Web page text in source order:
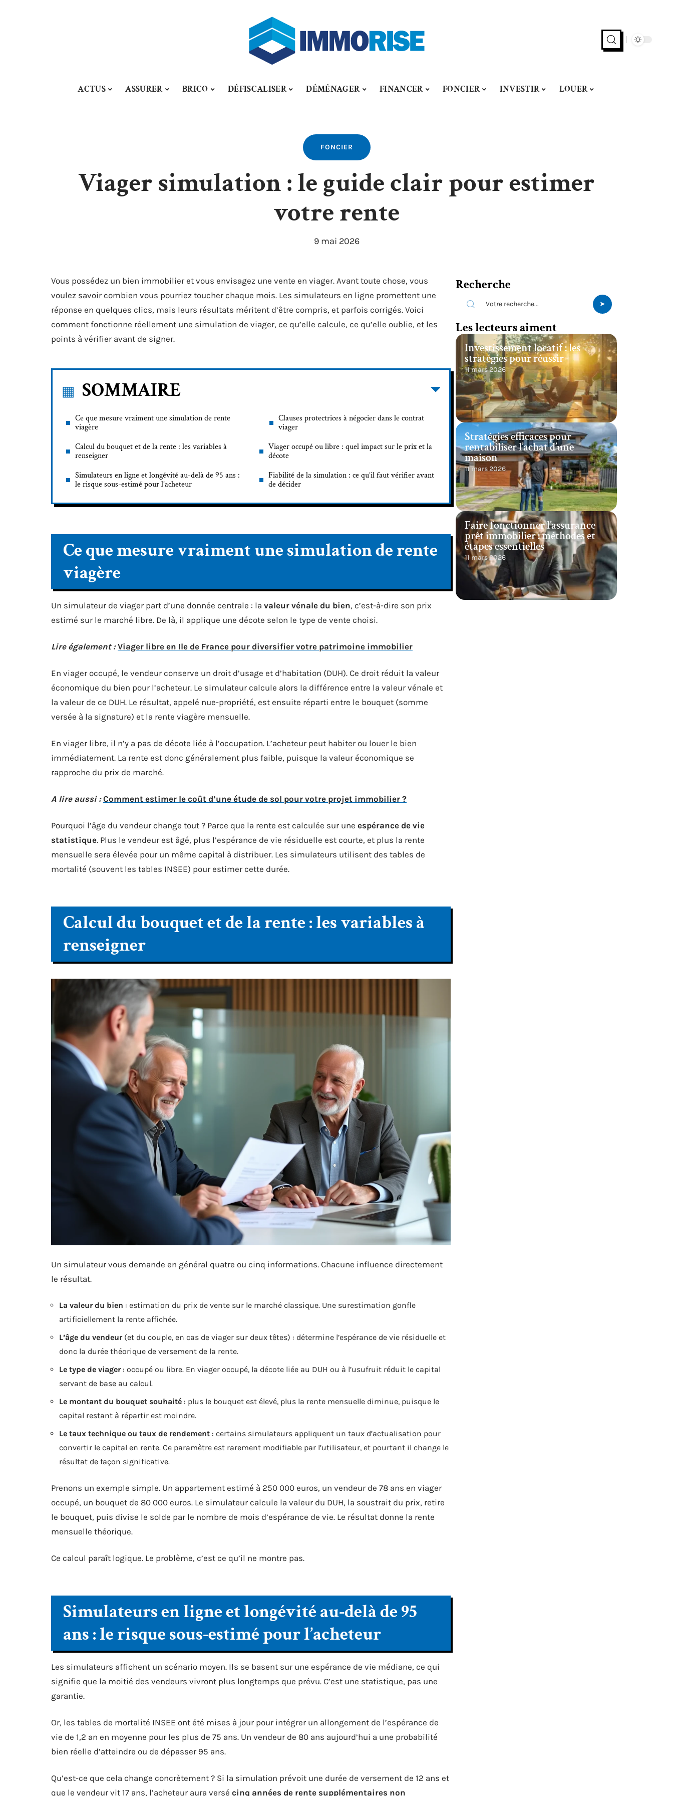
ACTUS ASSURER BRICO DÉFISCALISER DÉMÉNAGER FINANCER FONCIER INVESTIR LOUER
FONCIER
Viager simulation : le guide clair pour estimer
votre rente
9 mai 2026
Vous possédez un bien immobilier et vous envisagez une vente en viager. Avant toute chose, vous
voulez savoir combien vous pourriez toucher chaque mois. Les simulateurs en ligne promettent une
réponse en quelques clics, mais leurs résultats méritent d’être compris, et parfois corrigés. Voici
comment fonctionne réellement une simulation de viager, ce qu’elle calcule, ce qu’elle oublie, et les
points à vérifier avant de signer.
SOMMAIRE
Ce que mesure vraiment une simulation de rente
viagère
Calcul du bouquet et de la rente : les variables à
renseigner
Simulateurs en ligne et longévité au-delà de 95 ans :
le risque sous-estimé pour l’acheteur
Clauses protectrices à négocier dans le contrat
viager
Viager occupé ou libre : quel impact sur le prix et la
décote
Fiabilité de la simulation : ce qu’il faut vérifier avant
de décider
Ce que mesure vraiment une simulation de rente
viagère
Un simulateur de viager part d’une donnée centrale : la valeur vénale du bien, c’est-à-dire son prix
estimé sur le marché libre. De là, il applique une décote selon le type de vente choisi.
Lire également : Viager libre en Ile de France pour diversifier votre patrimoine immobilier
En viager occupé, le vendeur conserve un droit d’usage et d’habitation (DUH). Ce droit réduit la valeur
économique du bien pour l’acheteur. Le simulateur calcule alors la différence entre la valeur vénale et
la valeur de ce DUH. Le résultat, appelé nue-propriété, est ensuite réparti entre le bouquet (somme
versée à la signature) et la rente viagère mensuelle.
En viager libre, il n’y a pas de décote liée à l’occupation. L’acheteur peut habiter ou louer le bien
immédiatement. La rente est donc généralement plus faible, puisque la valeur économique se
rapproche du prix de marché.
A lire aussi : Comment estimer le coût d’une étude de sol pour votre projet immobilier ?
Pourquoi l’âge du vendeur change tout ? Parce que la rente est calculée sur une espérance de vie
statistique. Plus le vendeur est âgé, plus l’espérance de vie résiduelle est courte, et plus la rente
mensuelle sera élevée pour un même capital à distribuer. Les simulateurs utilisent des tables de
mortalité (souvent les tables INSEE) pour estimer cette durée.
Calcul du bouquet et de la rente : les variables à
renseigner
Un simulateur vous demande en général quatre ou cinq informations. Chacune influence directement
le résultat.
La valeur du bien : estimation du prix de vente sur le marché classique. Une surestimation gonfle
artificiellement la rente affichée.
L’âge du vendeur(et du couple, en cas de viager sur deux têtes) : détermine l’espérance de vie résiduelle et
donc la durée théorique de versement de la rente.
Le type de viager: occupé ou libre. En viager occupé, la décote liée au DUH ou à l’usufruit réduit le capital
servant de base au calcul.
Le montant du bouquet souhaité : plus le bouquet est élevé, plus la rente mensuelle diminue, puisque le
capital restant à répartir est moindre.
Le taux technique ou taux de rendement : certains simulateurs appliquent un taux d’actualisation pour
convertir le capital en rente. Ce paramètre est rarement modifiable par l’utilisateur, et pourtant il change le
résultat de façon significative.
Prenons un exemple simple. Un appartement estimé à 250 000 euros, un vendeur de 78 ans en viager
occupé, un bouquet de 80 000 euros. Le simulateur calcule la valeur du DUH, la soustrait du prix, retire
le bouquet, puis divise le solde par le nombre de mois d’espérance de vie. Le résultat donne la rente
mensuelle théorique.
Ce calcul paraît logique. Le problème, c’est ce qu’il ne montre pas.
Simulateurs en ligne et longévité au-delà de 95
ans : le risque sous-estimé pour l’acheteur
Les simulateurs affichent un scénario moyen. Ils se basent sur une espérance de vie médiane, ce qui
signifie que la moitié des vendeurs vivront plus longtemps que prévu. C’est une statistique, pas une
garantie.
Or, les tables de mortalité INSEE ont été mises à jour pour intégrer un allongement de l’espérance de
vie de 1,2 an en moyenne pour les plus de 75 ans. Un vendeur de 80 ans aujourd’hui a une probabilité
bien réelle d’atteindre ou de dépasser 95 ans.
Qu’est-ce que cela change concrètement ? Si la simulation prévoit une durée de versement de 12 ans et
que le vendeur vit 17 ans, l’acheteur aura versé cinq années de rente supplémentaires non
Recherche
Les lecteurs aiment
Investissement locatif : les
stratégies pour réussir
11 mars 2026
Stratégies efficaces pour
rentabiliser l’achat d’une
maison
11 mars 2026
Faire fonctionner l’assurance
prêt immobilier : méthodes et
étapes essentielles
11 mars 2026